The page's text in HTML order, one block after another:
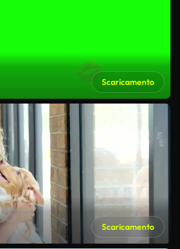
Scaricamento
Scaricamento